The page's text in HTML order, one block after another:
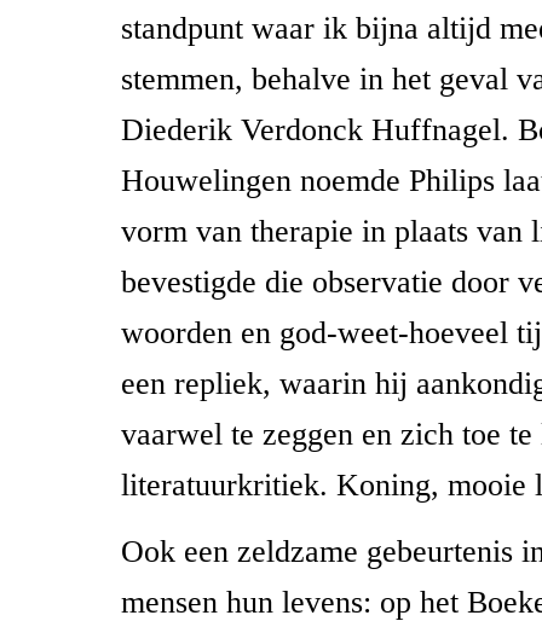
standpunt waar ik bijna altijd
stemmen, behalve in het geval
Diederik Verdonck Huffnagel.
Houwelingen noemde Philips
vorm van therapie in plaats van
bevestigde die observatie door
woorden en god-weet-hoeveel
een repliek, waarin hij
vaarwel te zeggen en zich toe te
literatuurkritiek. Koning, mooie
Ook een zeldzame gebeurtenis
mensen hun levens: op het